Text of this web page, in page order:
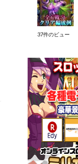
37件のビュー